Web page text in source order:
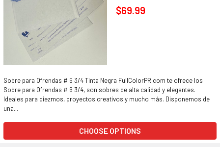
$69.99
Sobre para Ofrendas # 6 3/4 Tinta Negra FullColorPR.com te ofrece los
Sobre para Ofrendas # 6 3/4, son sobres de alta calidad y elegantes.
Ideales para diezmos, proyectos creativos y mucho más. Disponemos de
una...
CHOOSE OPTIONS